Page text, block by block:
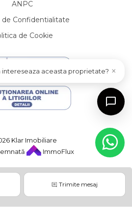
Napoca Central
Napoca Marasti
Napoca Gheorgheni
Florilor
Napoca Gara
Napoca Sopor
Dambul-Rotund
Andrei Muresanu
Gheorgheni
Someseni
Borhanci
Trimite mesaj
ANPC
de Confidentialitate
de Cookie
Klar Imobiliare
ImmoFlux
intereseaza aceasta proprietate? ×